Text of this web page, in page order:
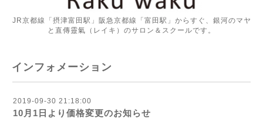
JR京都線「摂津富田駅」阪急京都線「富田駅」からすぐ、銀河のマヤ
と直傳靈氣（レイキ）のサロン＆スクールです。
インフォメーション
2019-09-30 21:18:00
10月1日より価格変更のお知らせ